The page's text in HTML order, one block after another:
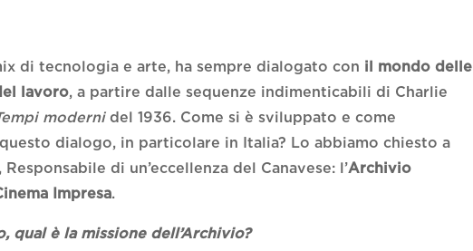
di tecnologia e arte, ha sempre dialogato con il mondo delle
lavoro, a partire dalle sequenze indimenticabili di Charlie
modernidel 1936. Come si è sviluppato e come
dialogo, in particolare in Italia? Lo abbiamo chiesto a
, Responsabile di un’eccellenza del Canavese: l’Archivio
Impresa.
qual è la missione dell’Archivio?